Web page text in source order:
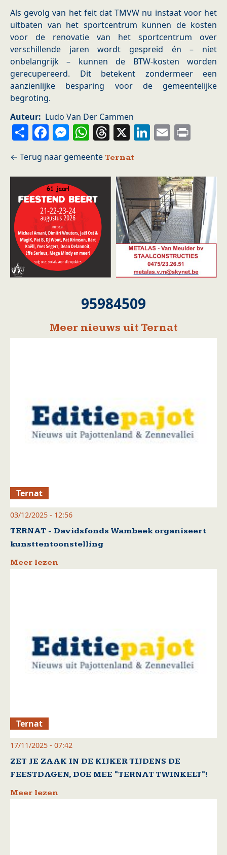
Als gevolg van het feit dat TMVW nu instaat voor het
uitbaten van het sportcentrum kunnen de kosten
voor de renovatie van het sportcentrum over
verschillende jaren wordt gespreid én – niet
onbelangrijk – kunnen de BTW-kosten worden
gerecupereerd. Dit betekent zondermeer een
aanzienlijke besparing voor de gemeentelijke
begroting.
Auteur
Ludo Van Der Cammen
ShareFacebook
Messenger
WhatsApp
Threads
X LinkedIn
Email
Ternat
95984509
Meer nieuws uit Ternat
Ternat
03/12/2025 - 12:56
TERNAT - Davidsfonds Wambeek organiseert
kunsttentoonstelling
Meer lezen
Ternat
17/11/2025 - 07:42
ZET JE ZAAK IN DE KIJKER TIJDENS DE
FEESTDAGEN, DOE MEE "TERNAT TWINKELT"!
Meer lezen